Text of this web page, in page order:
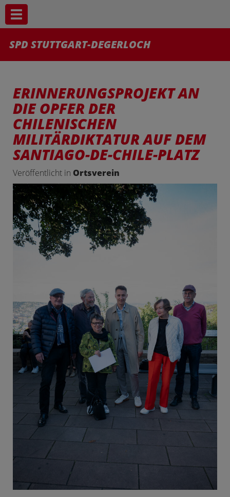
Toggle navigation
SPD STUTTGART-DEGERLOCH
ERINNERUNGSPROJEKT AN
DIE OPFER DER
CHILENISCHEN
MILITÄRDIKTATUR AUF DEM
SANTIAGO-DE-CHILE-PLATZ
Veröffentlicht in Ortsverein